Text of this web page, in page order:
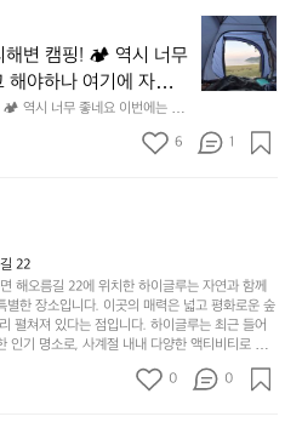
구
나
잠
에
기
까
이
걸
리
는
순
지
의
초
기
품
갑’입
니
다.
일
상
에
용
할
수
있
록.
분
하
고,
단
순
하
해변 캠핑! 🏕 역시 너무
야하나 여기에 자리를
좋네요  서해치고 물도
2일은 넘 짧게 느껴지
쯤, 동네에서 관리) .수
분거리 음식점  항구에
요 ㅎㅎㅎ 아이들 엄청
수할때까지 물놀이 3
🏕 역시 너무 좋네요 이번에는 솔
데 정말 시원하고 경치도 좋네요
1박 2일은 넘 짧게 느껴지네요  .
ㅎㅎ 아이들 엄청 좋아하네요 점
이나 했네요 ⛱️
년
만
에
문
포
리
해
변
캠
핑!
6 1
22
해오름길 22에 위치한 하이글루는 자연과 함께
한 장소입니다. 이곳의 매력은 넓고 평화로운 숲
펼쳐져 있다는 점입니다. 하이글루는 최근 들어
인기 명소로, 사계절 내내 다양한 액티비티로 방
특한 시설인 글램핑 텐트는 고객들에게 아늑한 잠
줍니다. 밖에서는 자연의 소리를 들으며, 내부에
0 0